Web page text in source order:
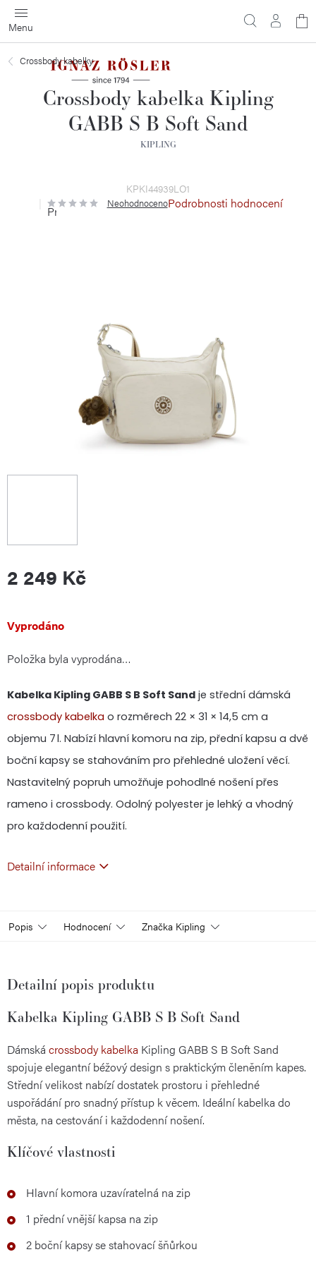
Přejít
na
obsah
Crossbody kabelky
Crossbody kabelka Kipling
GABB S B Soft Sand
KIPLING
KPKI44939LO1
Průměrné
hodnocení
NeohodnocenoPodrobnosti hodnocení
2 249 Kč
Měrná
cena:
Vyprodáno
Položka byla vyprodána…
Kabelka Kipling GABB S B Soft Sand je střední dámská
crossbody kabelka o rozměrech 22 × 31 × 14,5 cm a
objemu 7 l. Nabízí hlavní komoru na zip, přední kapsu a dvě
boční kapsy se stahováním pro přehledné uložení věcí.
Nastavitelný popruh umožňuje pohodlné nošení přes
rameno i crossbody. Odolný polyester je lehký a vhodný
pro každodenní použití.
Detailní informace
Popis Hodnocení Značka Kipling
Detailní popis produktu
Kabelka Kipling GABB S B Soft Sand
Dámská crossbody kabelka Kipling GABB S B Soft Sand
spojuje elegantní béžový design s praktickým členěním kapes.
Střední velikost nabízí dostatek prostoru i přehledné
uspořádání pro snadný přístup k věcem. Ideální kabelka do
města, na cestování i každodenní nošení.
Klíčové vlastnosti
Hlavní komora uzavíratelná na zip
1 přední vnější kapsa na zip
2 boční kapsy se stahovací šňůrkou